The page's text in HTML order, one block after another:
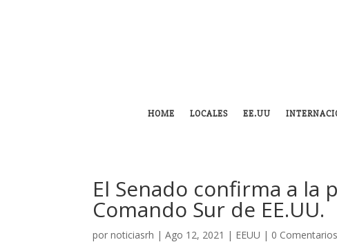
HOME LOCALES EE.UU
El Senado confirma a
Comando Sur de EE.UU.
pornoticiasrh |Ago 12, 2021 | EEUU | 0 Comentarios